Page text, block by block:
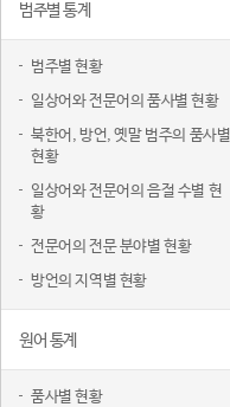
범주별 통계
범주별 현황
일상어와 전문어의 품사별 현황
북한어, 방언, 옛말 범주의 품사별
현황
일상어와 전문어의 음절 수별 현
황
전문어의 전문 분야별 현황
방언의 지역별 현황
원어 통계
품사별 현황